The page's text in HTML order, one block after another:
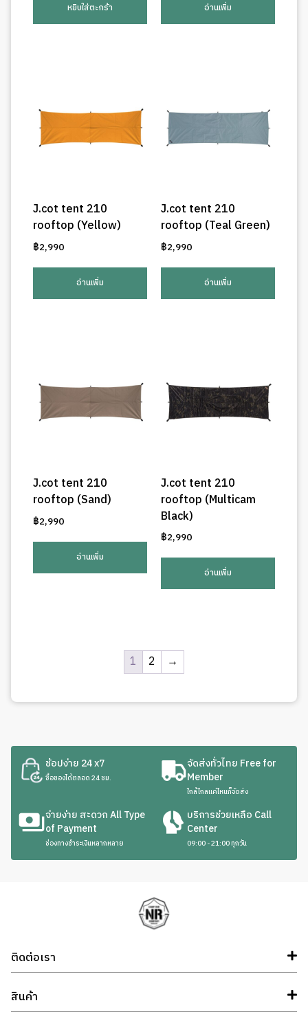
หยิบใส่ตะกร้า อ่านเพิ่ม
J.cot tent 210
rooftop (Yellow)
฿2,990
อ่านเพิ่ม
J.cot tent 210
rooftop (Teal Green)
฿2,990
อ่านเพิ่ม
J.cot tent 210
rooftop (Sand)
฿2,990
อ่านเพิ่ม
J.cot tent 210
rooftop (Multicam
Black)
฿2,990
อ่านเพิ่ม
1 2 →
ช้อปง่าย 24 x7
ซื้อของได้ตลอด 24 ชม.
จัดส่งทั่วไทย Free for
Member
ใกล้ไกลแค่ไหนก็จัดส่ง
จ่ายง่าย สะดวก All Type
of Payment
ช่องทางชำระเงินหลากหลาย
บริการช่วยเหลือ Call
Center
09:00 - 21:00 ทุกวัน
ติดต่อเรา
สินค้า